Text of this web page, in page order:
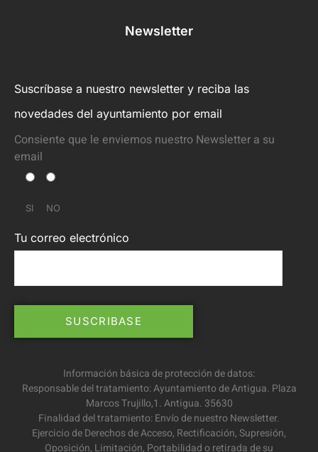
Newsletter
Suscríbase a nuestro newsletter y reciba las
novedades del ayuntamiento por email
Consiente que le enviemos nuestro Newsletter a su
email
SI NO
Tu correo electrónico
Información básica de protección de datos:
Responsable del tratamiento: Ayuntamiento de Antigua. Plaza
Marcos Trujillo,1. Antigua. 35630
Finalidad del tratamiento: Envío de nuestro Newsletter.
Ejercicio de Derechos de Acceso, Rectificación, Supresión,
Oposición, Limitación, Portabilidad o retirada de su